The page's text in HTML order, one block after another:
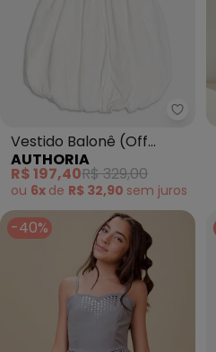
Vestido Balonê (Off
White)
AUTHORIA
R$ 197,40R$ 329,00
ou 6x de R$ 32,90 sem juros
-40%